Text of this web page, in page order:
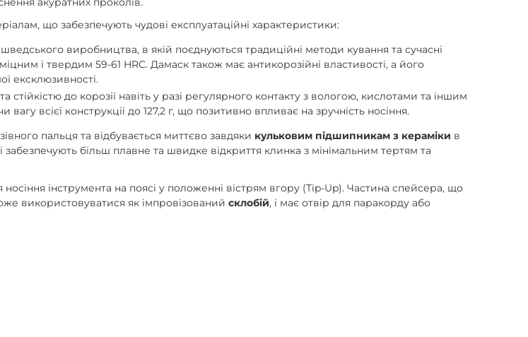
що забезпечують чудові експлуатаційні характеристики:
виробництва, в якій поєднуються традиційні методи кування та сучасні
і твердим 59-61 HRC. Дамаск також має антикорозійні властивості, а його
ексклюзивності.
стійкістю до корозії навіть у разі регулярного контакту з вологою, кислотами та іншим
всієї конструкції до 127,2 г, що позитивно впливає на зручність носіння.
пальця та відбувається миттєво завдяки кульковим підшипникам з кераміки в
забезпечують більш плавне та швидке відкриття клинка з мінімальним тертям та
носіння інструмента на поясі у положенні вістрям вгору (Tip-Up). Частина спейсера, що
використовуватися як імпровізованийсклобій, і має отвір для паракорду або